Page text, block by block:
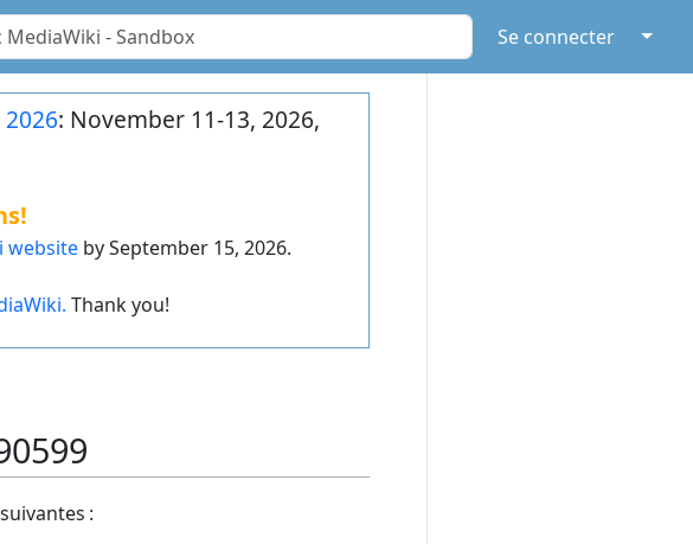
Se connecter ↓
: November 11-13, 2026,
websiteby September 15, 2026.
Thank you!
: